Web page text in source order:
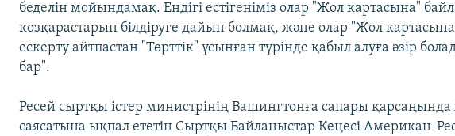
беделін мойындамақ. Ендігі естігеніміз олар "Жол картасына"
көзқарастарын білдіруге дайын болмақ, және олар "Жол
ескерту айтпастан "Төрттік" ұсынған түрінде қабыл алуға әзір
бар".
Ресей сыртқы істер министрінің Вашингтонға сапары
саясатына ықпал ететін Сыртқы Байланыстар Кеңесі Американ-